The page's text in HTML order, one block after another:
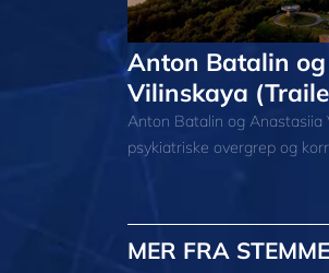
Anton Batalin
Vilinskaya
Anton Batalin og Anastasiia
psykiatriske overgrep og
MER FRA